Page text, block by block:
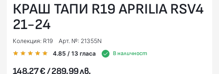
КРАШ ТАПИ R19 APRILIA RSV4
21-24
Колекция: R19
Арт. №: 21355N
4.85 / 13 гласа В наличност
148,27 € / 289,99 лв.